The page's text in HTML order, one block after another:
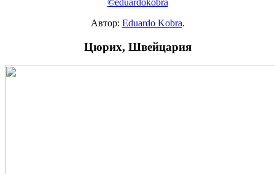
©eduardokobra
Автор: Eduardo Kobra.
Цюрих, Швейцария